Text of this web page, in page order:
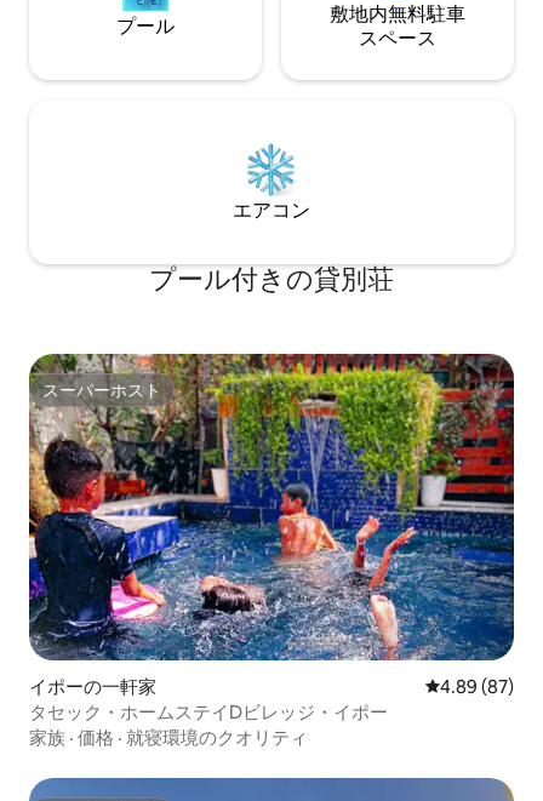
プール
敷地内無料駐⁠車
ス⁠ペ⁠ー⁠ス
エアコン
プール付きの貸別荘
スーパーホスト
スーパーホスト
イポーの一軒家 レビュー87
4.89 (87)
タセック・ホームステイDビレッジ・イポー
家族 · 価格 · 就寝環境のクオリティ